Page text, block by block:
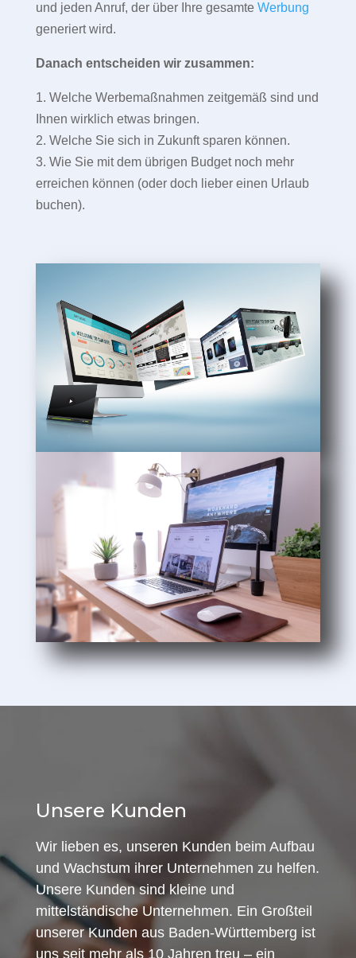
und jeden Anruf, der über Ihre gesamte Werbung
generiert wird.
Danach entscheiden wir zusammen:
1. Welche Werbemaßnahmen zeitgemäß sind und
Ihnen wirklich etwas bringen.
2. Welche Sie sich in Zukunft sparen können.
3. Wie Sie mit dem übrigen Budget noch mehr
erreichen können (oder doch lieber einen Urlaub
buchen).
Unsere Kunden
Wir lieben es, unseren Kunden beim Aufbau
und Wachstum ihrer Unternehmen zu helfen.
Unsere Kunden sind kleine und
mittelständische Unternehmen. Ein Großteil
unserer Kunden aus Baden-Württemberg ist
uns seit mehr als 10 Jahren treu – ein